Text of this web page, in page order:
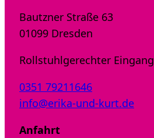
Bautzner Straße 63
01099 Dresden
Rollstuhlgerechter Eingang
0351 79211646
info@erika-und-kurt.de
Anfahrt